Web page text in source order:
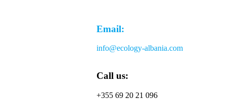
Email:
info@ecology-albania.com
Call us:
+355 69 20 21 096